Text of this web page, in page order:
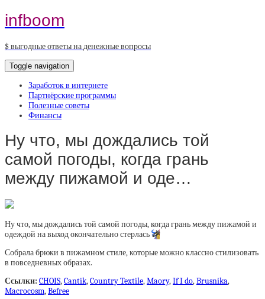
infboom
$ выгодные ответы на денежные вопросы
Toggle navigation
Заработок в интернете
Партнёрские программы
Полезные советы
Финансы
Ну что, мы дождались той
самой погоды, когда грань
между пижамой и оде…
Ну что, мы дождались той самой погоды, когда грань между пижамой и
одеждой на выход окончательно стерлась🎉
Собрала брюки в пижамном стиле, которые можно классно стилизовать
в повседневных образах.
Ссылки: CHOIS,Cantik,Country Textile,Maory,If I do,Brusnika,
Macrocosm,Befree